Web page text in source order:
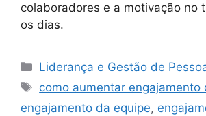
colaboradores e a motivação no
os dias.
Categorias
Liderança e Gestão de
Tags
como aumentar engajamento
engajamento da equipe,